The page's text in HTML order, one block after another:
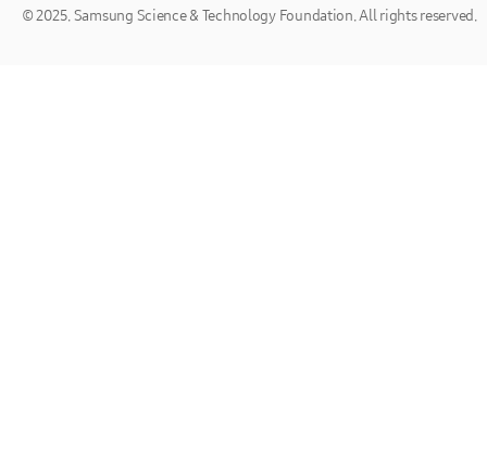
© 2025. Samsung Science & Technology Foundation. All rights reserved.